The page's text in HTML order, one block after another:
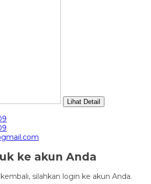
Lihat Detail
ke akun Anda
silahkan login ke akun Anda.